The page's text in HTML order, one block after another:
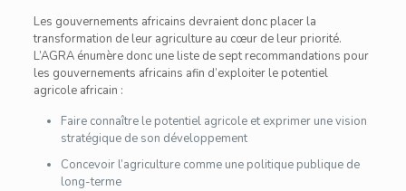
Les gouvernements africains devraient donc placer la
transformation de leur agriculture au cœur de leur priorité.
L’AGRA énumère donc une liste de sept recommandations pour
les gouvernements africains afin d’exploiter le potentiel
agricole africain :
Faire connaître le potentiel agricole et exprimer une vision
stratégique de son développement
Concevoir l’agriculture comme une politique publique de
long-terme